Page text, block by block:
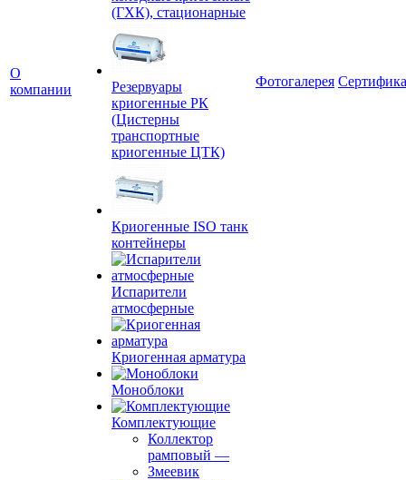
О
компании
(ГХК), стационарные
Резервуары
криогенные РК
(Цистерны
транспортные
криогенные ЦТК)
Криогенные ISO танк
контейнеры
Испарители
атмосферные
Криогенная арматура
Моноблоки
Комплектующие
Коллектор
рамповый —
Змеевик
Фотогалерея